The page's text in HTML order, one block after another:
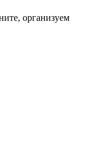
организуем